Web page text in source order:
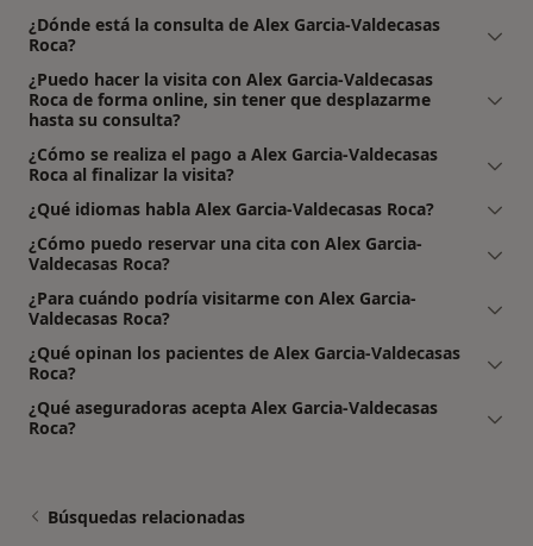
¿Dónde está la consulta de Alex Garcia-Valdecasas
Roca?
¿Puedo hacer la visita con Alex Garcia-Valdecasas
Roca de forma online, sin tener que desplazarme
hasta su consulta?
¿Cómo se realiza el pago a Alex Garcia-Valdecasas
Roca al finalizar la visita?
¿Qué idiomas habla Alex Garcia-Valdecasas Roca?
¿Cómo puedo reservar una cita con Alex Garcia-
Valdecasas Roca?
¿Para cuándo podría visitarme con Alex Garcia-
Valdecasas Roca?
¿Qué opinan los pacientes de Alex Garcia-Valdecasas
Roca?
¿Qué aseguradoras acepta Alex Garcia-Valdecasas
Roca?
Búsquedas relacionadas